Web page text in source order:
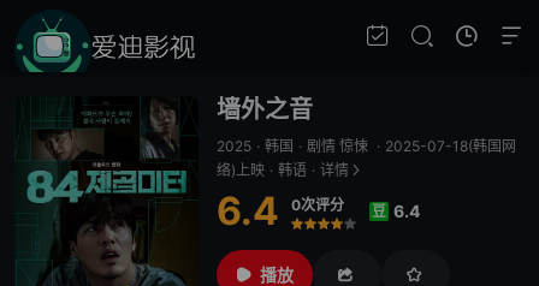
墙外之音
2025 · 韩国 · 剧情 惊悚 · 2025-07-18(韩国网
络)上映 · 韩语 · 详情
6.4 0次评分
很差较差还行
推荐力荐
豆 6.4
播放